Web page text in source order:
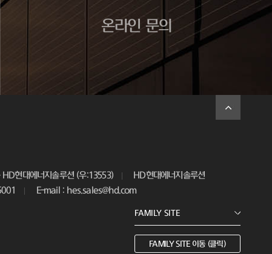
온라인 문의
현대에너지솔루션 (우:13553)
HD현대에너지솔루션
E-mail : hes.sales@hd.com
FAMILY SITE 이동 (클릭)